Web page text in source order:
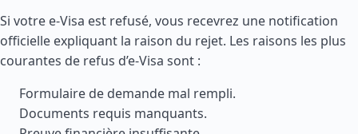
Si votre e-Visa est refusé, vous recevrez une notification
officielle expliquant la raison du rejet. Les raisons les plus
courantes de refus d’e-Visa sont :
Formulaire de demande mal rempli.
Documents requis manquants.